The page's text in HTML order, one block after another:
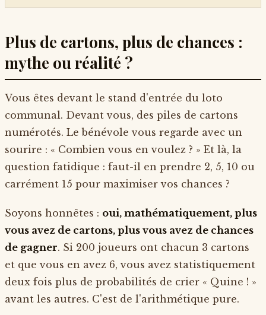
Plus de cartons, plus de chances :
mythe ou réalité ?
Vous êtes devant le stand d'entrée du loto
communal. Devant vous, des piles de cartons
numérotés. Le bénévole vous regarde avec un
sourire : « Combien vous en voulez ? » Et là, la
question fatidique : faut-il en prendre 2, 5, 10 ou
carrément 15 pour maximiser vos chances ?
Soyons honnêtes : oui, mathématiquement, plus
vous avez de cartons, plus vous avez de chances
de gagner. Si 200 joueurs ont chacun 3 cartons
et que vous en avez 6, vous avez statistiquement
deux fois plus de probabilités de crier « Quine ! »
avant les autres. C'est de l'arithmétique pure.